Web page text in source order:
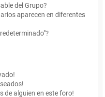
del Grupo?
aparecen en diferentes
de alguien en este foro!